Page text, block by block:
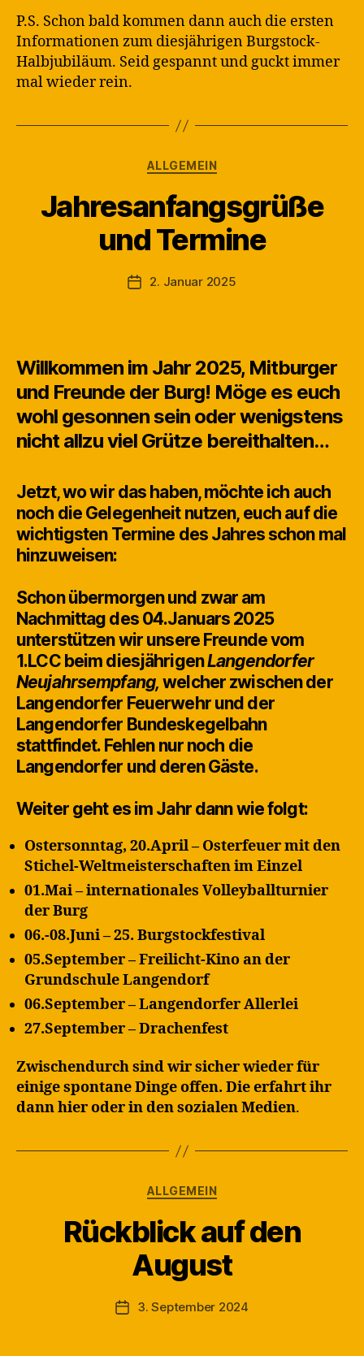
P.S. Schon bald kommen dann auch die ersten
Informationen zum diesjährigen Burgstock-
Halbjubiläum. Seid gespannt und guckt immer
mal wieder rein.
Kategorien
ALLGEMEIN
Jahresanfangsgrüße
und Termine
Beitragsautor
V
o
n
a
Veröffentlichungsdatum
2. Januar 2025
Willkommen im Jahr 2025, Mitburger
und Freunde der Burg! Möge es euch
wohl gesonnen sein oder wenigstens
nicht allzu viel Grütze bereithalten…
Jetzt, wo wir das haben, möchte ich auch
noch die Gelegenheit nutzen, euch auf die
wichtigsten Termine des Jahres schon mal
hinzuweisen:
Schon übermorgen und zwar am
Nachmittag des 04.Januars 2025
unterstützen wir unsere Freunde vom
1.LCC beim diesjährigenLangendorfer
Neujahrsempfang, welcher zwischen der
Langendorfer Feuerwehr und der
Langendorfer Bundeskegelbahn
stattfindet. Fehlen nur noch die
Langendorfer und deren Gäste.
Weiter geht es im Jahr dann wie folgt:
Ostersonntag, 20.April – Osterfeuer mit den
Stichel-Weltmeisterschaften im Einzel
01.Mai – internationales Volleyballturnier
der Burg
06.-08.Juni – 25. Burgstockfestival
05.September – Freilicht-Kino an der
Grundschule Langendorf
06.September – Langendorfer Allerlei
27.September – Drachenfest
Zwischendurch sind wir sicher wieder für
einige spontane Dinge offen. Die erfahrt ihr
dann hier oder in den sozialen Medien.
Kategorien
ALLGEMEIN
Rückblick auf den
August
Beitragsautor
V
o
n
a
Veröffentlichungsdatum
3. September 2024